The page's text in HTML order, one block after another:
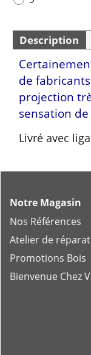
Description
de
projection
sensation
Livré avec
Notre Magasin
Nos Références
Atelier de
Promotions Bois
Bienvenue Chez